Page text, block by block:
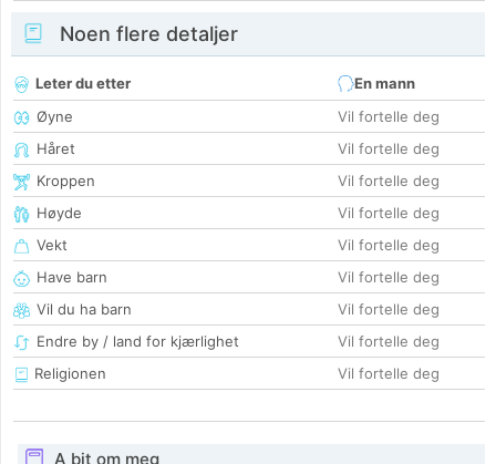
Noen flere detaljer
Leter du etter
En mann
Øyne
Vil fortelle deg
Håret
Vil fortelle deg
Kroppen
Vil fortelle deg
Høyde
Vil fortelle deg
Vekt
Vil fortelle deg
Have barn
Vil fortelle deg
Vil du ha barn
Vil fortelle deg
Endre by / land for kjærlighet
Vil fortelle deg
Religionen
Vil fortelle deg
A bit om meg